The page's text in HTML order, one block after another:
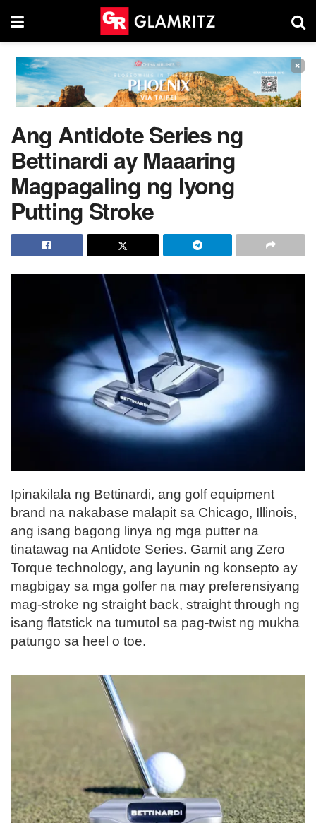
×
Ang Antidote Series ng
Bettinardi ay Maaaring
Magpagaling ng Iyong
Putting Stroke
Ipinakilala ng Bettinardi, ang golf equipment
brand na nakabase malapit sa Chicago, Illinois,
ang isang bagong linya ng mga putter na
tinatawag na Antidote Series. Gamit ang Zero
Torque technology, ang layunin ng konsepto ay
magbigay sa mga golfer na may preferensiyang
mag-stroke ng straight back, straight through ng
isang flatstick na tumutol sa pag-twist ng mukha
patungo sa heel o toe.